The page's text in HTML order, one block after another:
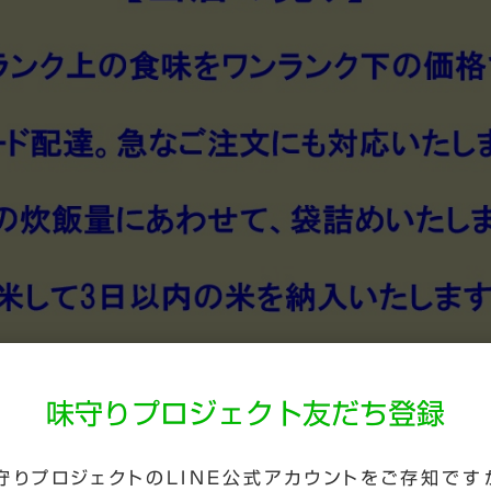
味守りプロジェクト友だち登録
りプロジェクトのLINE公式アカウントをご存知です